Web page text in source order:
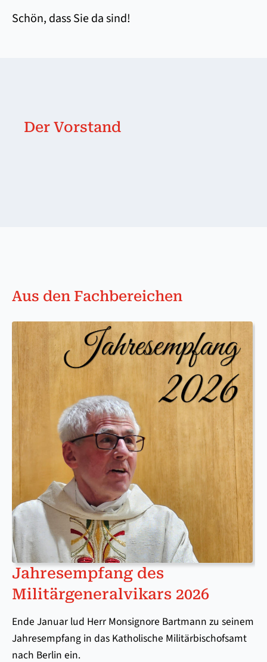
Schön, dass Sie da sind!
Der Vorstand
Aus den Fachbereichen
Jahresempfang des
Militärgeneralvikars 2026
Ende Januar lud Herr Monsignore Bartmann zu seinem
Jahresempfang in das Katholische Militärbischofsamt
nach Berlin ein.